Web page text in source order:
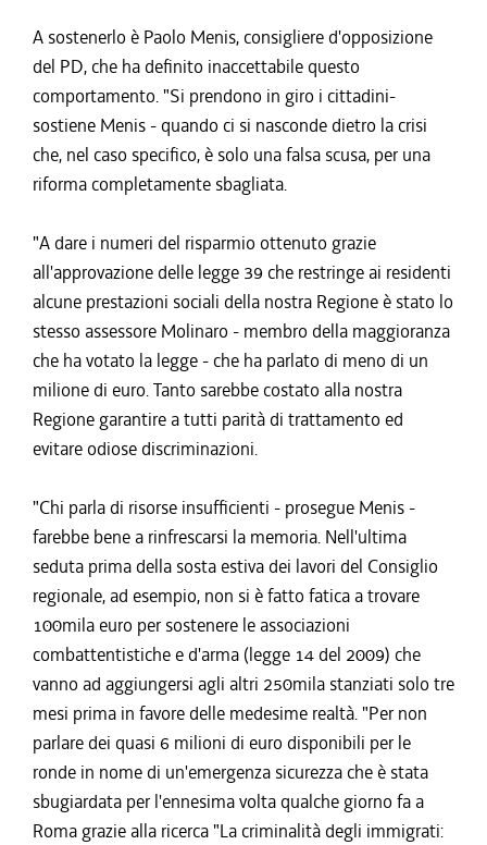
A sostenerlo è Paolo Menis, consigliere d'opposizione
del PD, che ha definito inaccettabile questo
comportamento. "Si prendono in giro i cittadini-
sostiene Menis - quando ci si nasconde dietro la crisi
che, nel caso specifico, è solo una falsa scusa, per una
riforma completamente sbagliata.
"A dare i numeri del risparmio ottenuto grazie
all'approvazione delle legge 39 che restringe ai residenti
alcune prestazioni sociali della nostra Regione è stato lo
stesso assessore Molinaro - membro della maggioranza
che ha votato la legge - che ha parlato di meno di un
milione di euro. Tanto sarebbe costato alla nostra
Regione garantire a tutti parità di trattamento ed
evitare odiose discriminazioni.
"Chi parla di risorse insufficienti - prosegue Menis -
farebbe bene a rinfrescarsi la memoria. Nell'ultima
seduta prima della sosta estiva dei lavori del Consiglio
regionale, ad esempio, non si è fatto fatica a trovare
100mila euro per sostenere le associazioni
combattentistiche e d'arma (legge 14 del 2009) che
vanno ad aggiungersi agli altri 250mila stanziati solo tre
mesi prima in favore delle medesime realtà. "Per non
parlare dei quasi 6 milioni di euro disponibili per le
ronde in nome di un'emergenza sicurezza che è stata
sbugiardata per l'ennesima volta qualche giorno fa a
Roma grazie alla ricerca "La criminalità degli immigrati: